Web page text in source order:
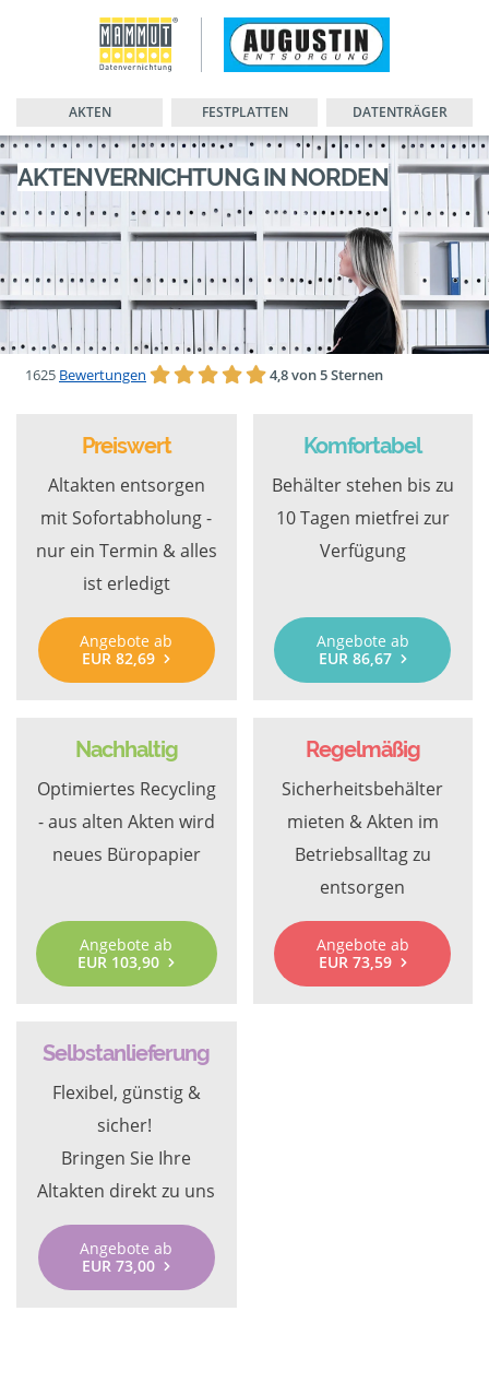
AKTEN FESTPLATTEN DATENTRÄGER
AKTENVERNICHTUNG IN NORDEN
1625 Bewertungen 4,8 von 5 Sternen
Preiswert
Altakten entsorgen
mit Sofortabholung -
nur ein Termin & alles
ist erledigt
Angebote ab
EUR 82,69
Komfortabel
Behälter stehen bis zu
10 Tagen mietfrei zur
Verfügung
Angebote ab
EUR 86,67
Nachhaltig
Optimiertes Recycling
- aus alten Akten wird
neues Büropapier
Angebote ab
EUR 103,90
Regelmäßig
Sicherheitsbehälter
mieten & Akten im
Betriebsalltag zu
entsorgen
Angebote ab
EUR 73,59
Selbstanlieferung
Flexibel, günstig &
sicher!
Bringen Sie Ihre
Altakten direkt zu uns
Angebote ab
EUR 73,00